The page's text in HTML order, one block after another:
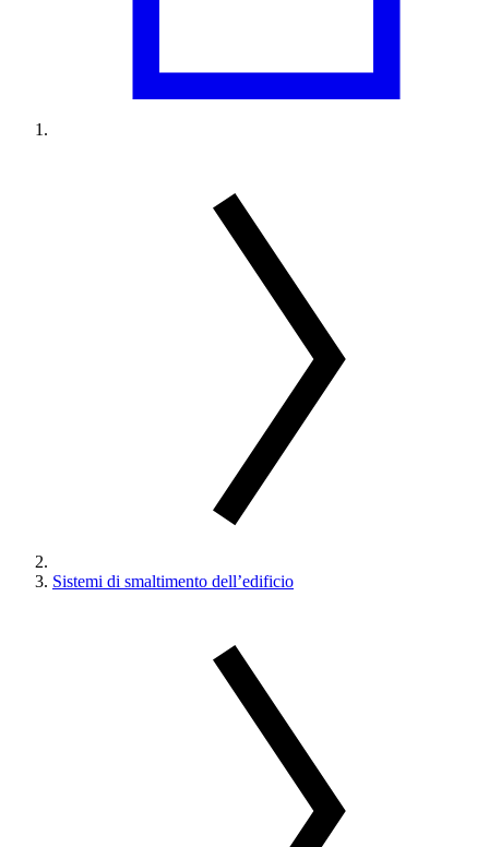
Sistemi di smaltimento dell’edificio